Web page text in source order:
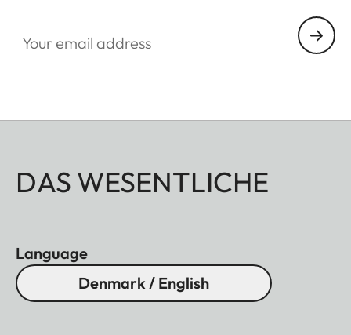
DAS WESENTLICHE
Language
Denmark / English